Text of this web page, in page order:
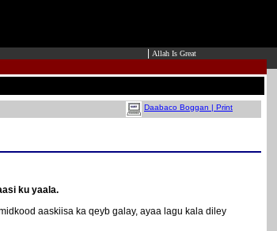
Allah Is Great
Daabaco Boggan | Print
ku yaala.
aaskiisa ka qeyb galay, ayaa lagu kala diley